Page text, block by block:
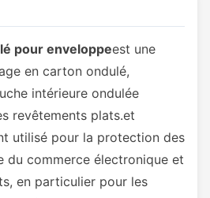
pour enveloppeest une
en carton ondulé,
intérieure ondulée
revêtements plats.et
utilisé pour la protection des
du commerce électronique et
en particulier pour les